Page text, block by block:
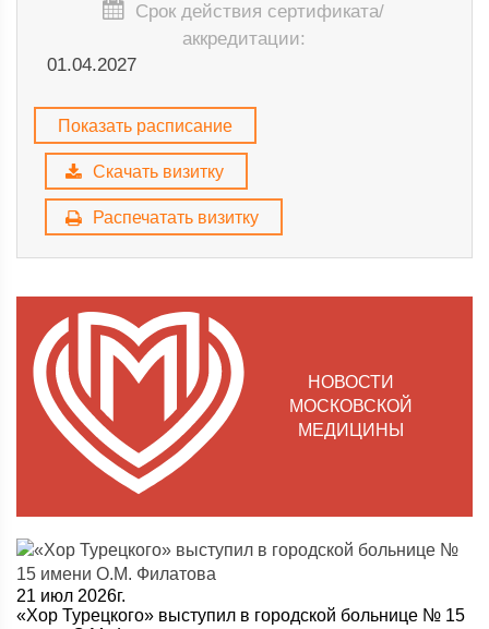
Срок действия сертификата/
аккредитации:
01.04.2027
Показать расписание
Скачать визитку
Распечатать визитку
НОВОСТИ
МОСКОВСКОЙ
МЕДИЦИНЫ
21 июл 2026г.
«Хор Турецкого» выступил в городской больнице № 15